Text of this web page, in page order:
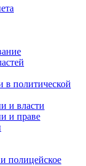
в политической
и власти
и праве
полицейское